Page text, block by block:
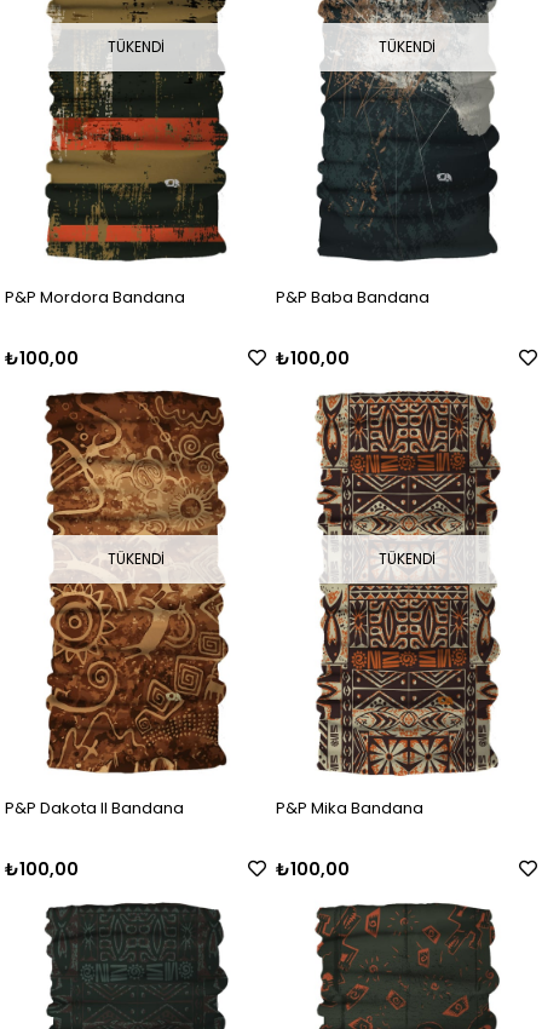
TÜKENDI
P&P Mordora Bandana
₺100,00
TÜKENDI
P&P Baba Bandana
₺100,00
TÜKENDI
P&P Dakota II Bandana
₺100,00
TÜKENDI
P&P Mika Bandana
₺100,00